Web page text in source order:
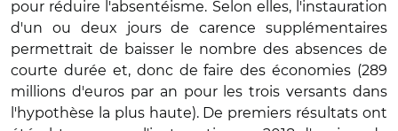
pour réduire l'absentéisme. Selon elles, l'instauration
d'un ou deux jours de carence supplémentaires
permettrait de baisser le nombre des absences de
courte durée et, donc de faire des économies (289
millions d'euros par an pour les trois versants dans
l'hypothèse la plus haute). De premiers résultats ont